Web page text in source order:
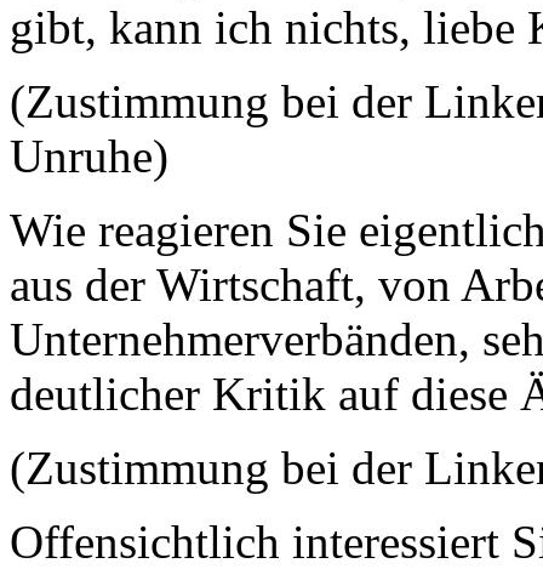
gibt, kann ich nichts, liebe
(Zustimmung bei der
Unruhe)
Wie reagieren Sie
aus der Wirtschaft, von
Unternehmerverbänden,
deutlicher Kritik auf diese
(Zustimmung bei der
Offensichtlich interessiert